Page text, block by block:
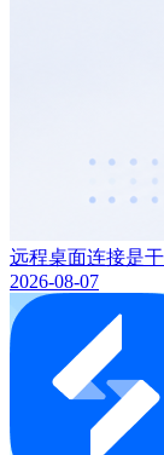
远程桌面连接是
2026-08-07